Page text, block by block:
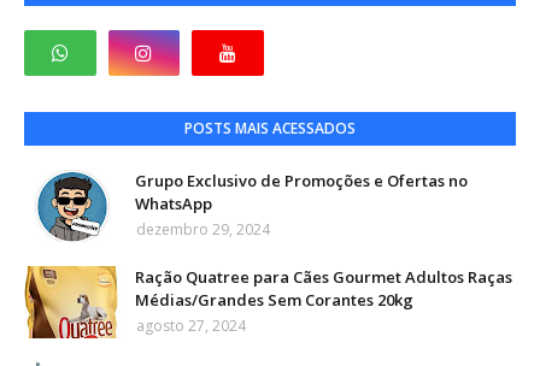
POSTS MAIS ACESSADOS
Grupo Exclusivo de Promoções e Ofertas no
WhatsApp
dezembro 29, 2024
Ração Quatree para Cães Gourmet Adultos Raças
Médias/Grandes Sem Corantes 20kg
agosto 27, 2024